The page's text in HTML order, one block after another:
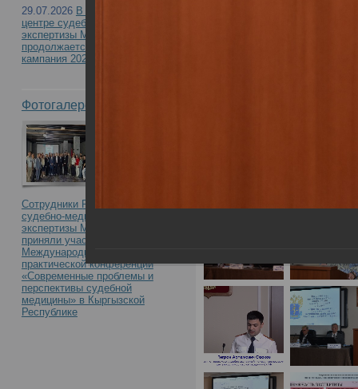
правонарушения
29.07.2026 В Российском
центре судебно-медицинской
экспертизы Минздрава России
продолжается приемная
кампания 2026
Фотогалерея
Сотрудники Российского центра
судебно-медицинской
экспертизы Минздрава России
приняли участие в
Международной научно-
практической конференции
«Современные проблемы и
перспективы судебной
медицины» в Кыргызской
Республике